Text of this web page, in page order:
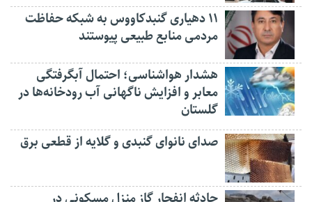
۱۱ دهیاری گنبدکاووس به شبکه حفاظت
مردمی منابع طبیعی پیوستند
هشدار هواشناسی؛ احتمال آبگرفتگی
معابر و افزایش ناگهانی آب رودخانه‌ها در
گلستان
صدای نانوای گنبدی و گلایه از قطعی برق